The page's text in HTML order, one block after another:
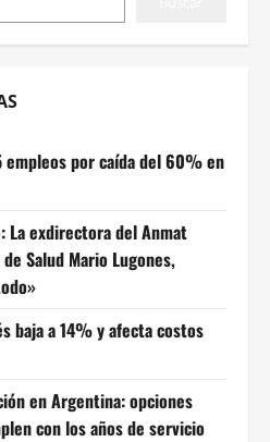
por caída del 60% en
La exdirectora del Anmat
Salud Mario Lugones,
baja a 14% y afecta costos
en Argentina: opciones
con los años de servicio